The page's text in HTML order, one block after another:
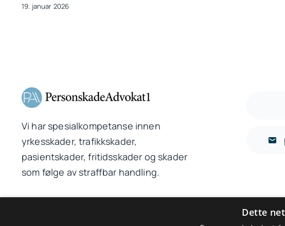
19. januar 2026
Vi har spesialkompetanse innen
yrkesskader, trafikkskader,
pasientskader, fritidsskader og skader
som følge av straffbar handling.
Dette